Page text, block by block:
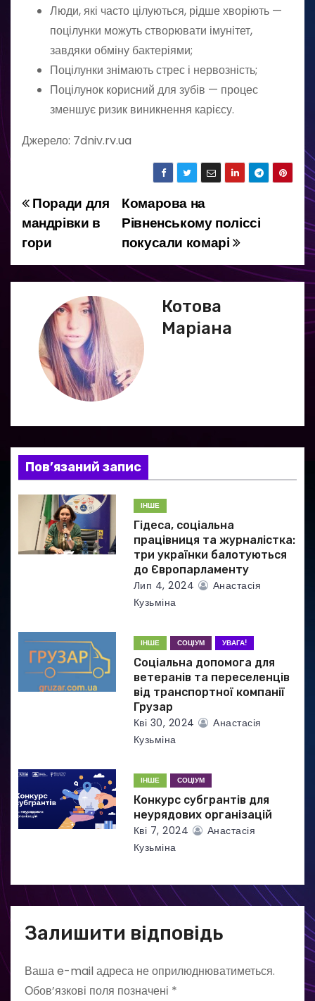
Люди, які часто цілуються, рідше хворіють —
поцілунки можуть створювати імунітет,
завдяки обміну бактеріями;
Поцілунки знімають стрес і нервозність;
Поцілунок корисний для зубів — процес
зменшує ризик виникнення карієсу.
Джерело: 7dniv.rv.ua
Н
а
в
я
з
и
в
Комарова на
Рівненському поліссі
покусали комарі
Поради для
мандрівки в
гори
Котова
Маріана
Пов’язаний запис
ІНШЕ
Гідеса, соціальна
працівниця та журналістка:
три українки балотуються
до Європарламенту
Лип 4, 2024
Анастасія
Кузьміна
ІНШЕ СОЦІУМ УВАГА!
Соціальна допомога для
ветеранів та переселенців
від транспортної компанії
Грузар
Кві 30, 2024
Анастасія
Кузьміна
ІНШЕ СОЦІУМ
Конкурс субгрантів для
неурядових організацій
Кві 7, 2024
Анастасія
Кузьміна
Залишити відповідь
Ваша e-mail адреса не оприлюднюватиметься.
Обов’язкові поля позначені *